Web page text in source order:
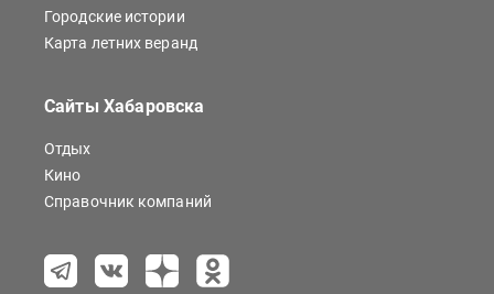
Городские истории
Карта летних веранд
Сайты Хабаровска
Отдых
Кино
Справочник компаний